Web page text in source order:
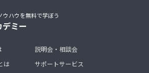
ウハウを無料で学ぼう
デミー
は
説明会・相談会
サポートサービス